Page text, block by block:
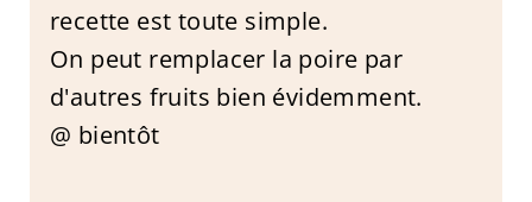
recette est toute simple.
On peut remplacer la poire par
d'autres fruits bien évidemment.
@ bientôt